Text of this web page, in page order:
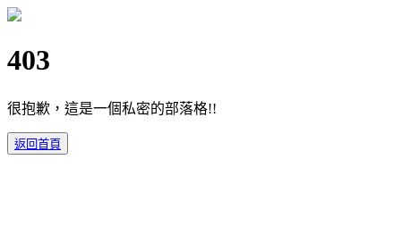
403
很抱歉，這是一個私密的部落格!!
返回首頁